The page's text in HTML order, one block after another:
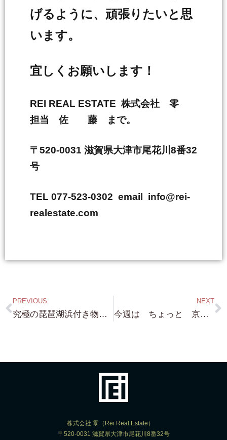
げるように、頑張りたいと思
います。
宜しくお願いします！
REI REAL ESTATE 株式会社 零
担当 佐 藤 まで。
〒520-0031 滋賀県大津市尾花川8番32
号
TEL 077-523-0302 email info@rei-
realestate.com
PREVIOUS
究極の琵琶湖浜付き物件！・・・近江舞子 約4,000坪 前面砂浜の これまた このタイミングでないと売りに出ない物件です！
NEXT
今週は ちょっと 京都レア物案件・・・あっ・・琵琶湖浜付きも オファー頂いているし どちらも 進めないとだ（笑）
株式会社 零（Rei Real Estate）
〒520-0031 滋賀県大津市尾花川8番32号